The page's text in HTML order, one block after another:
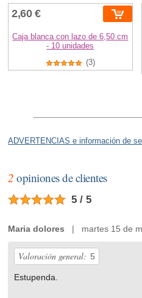
2,60 €
Caja blanca con lazo de 6,50 cm
- 10 unidades
(3)
ADVERTENCIAS e información de
2 opiniones de clientes
5 / 5
Maria dolores | martes 15 de
Valoración general: 5
Estupenda.